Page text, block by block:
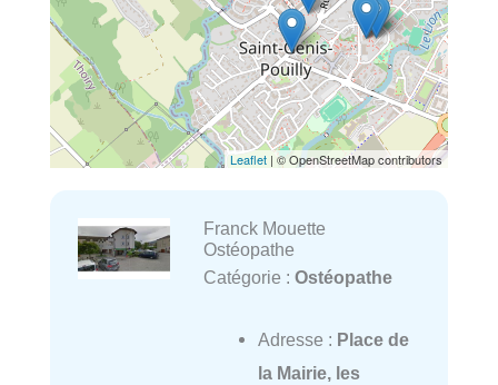
Leaflet | © OpenStreetMap contributors
Franck Mouette
Ostéopathe
Catégorie : Ostéopathe
Adresse : Place de
la Mairie, les